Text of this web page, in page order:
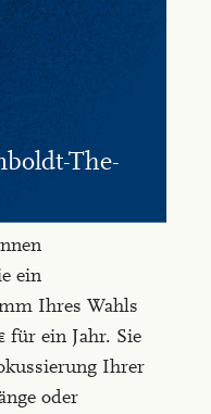
The­
ein
Ihres Wahls
ein Jahr. Sie
Ihrer
oder